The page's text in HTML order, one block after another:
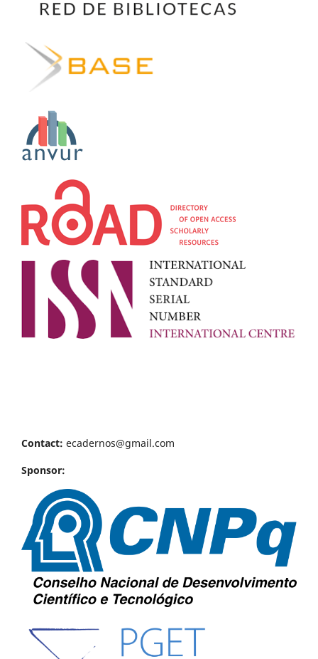
Contact: ecadernos@gmail.com
Sponsor: